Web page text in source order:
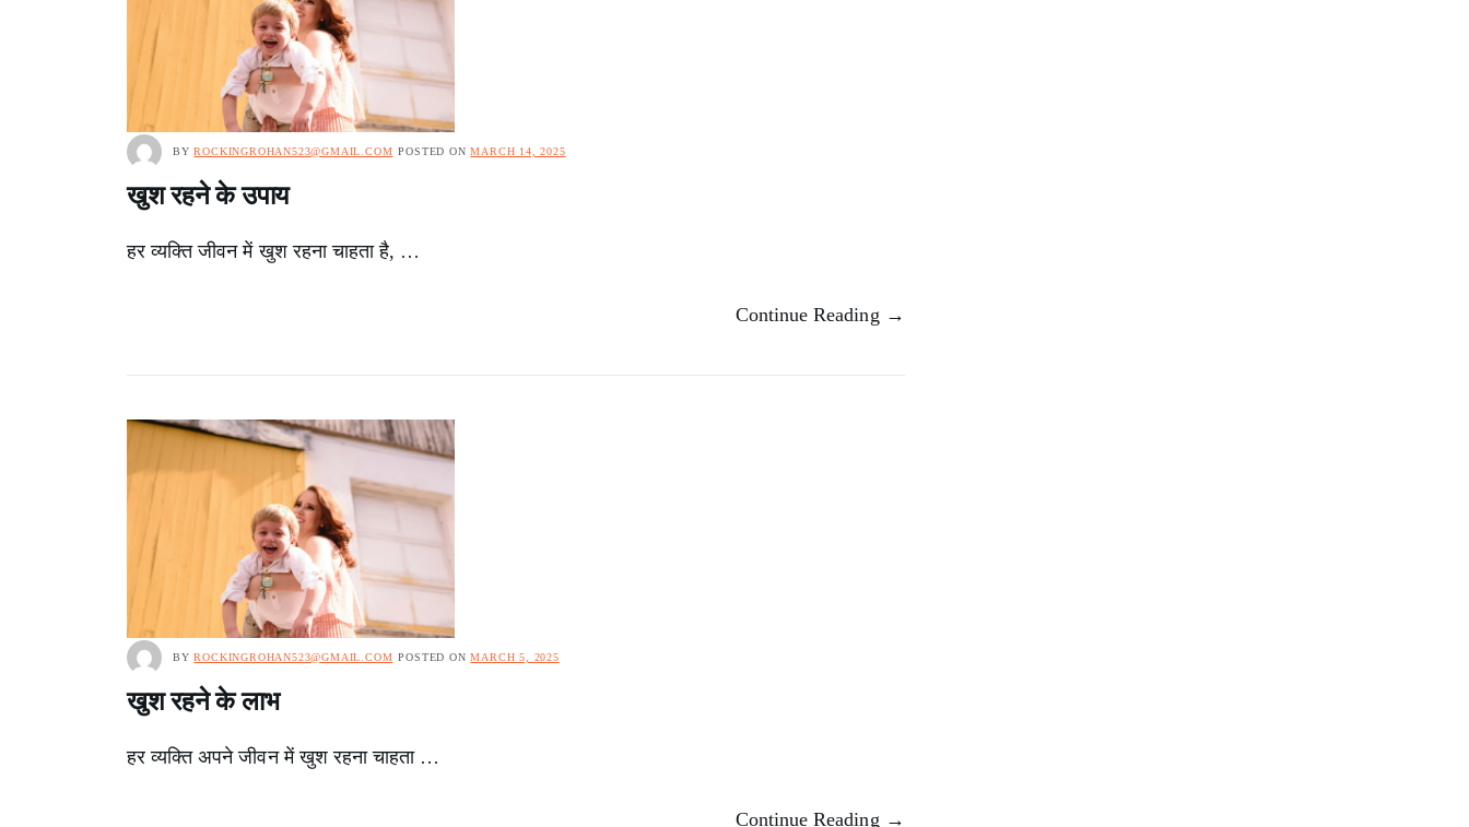
BYROCKINGROHAN523@GMAIL.COM POSTED ONMARCH 14, 2025
खुश रहने के उपाय
हर व्यक्ति जीवन में खुश रहना चाहता है, …
Continue Reading →
BYROCKINGROHAN523@GMAIL.COM POSTED ONMARCH 5, 2025
खुश रहने के लाभ
हर व्यक्ति अपने जीवन में खुश रहना चाहता …
Continue Reading →